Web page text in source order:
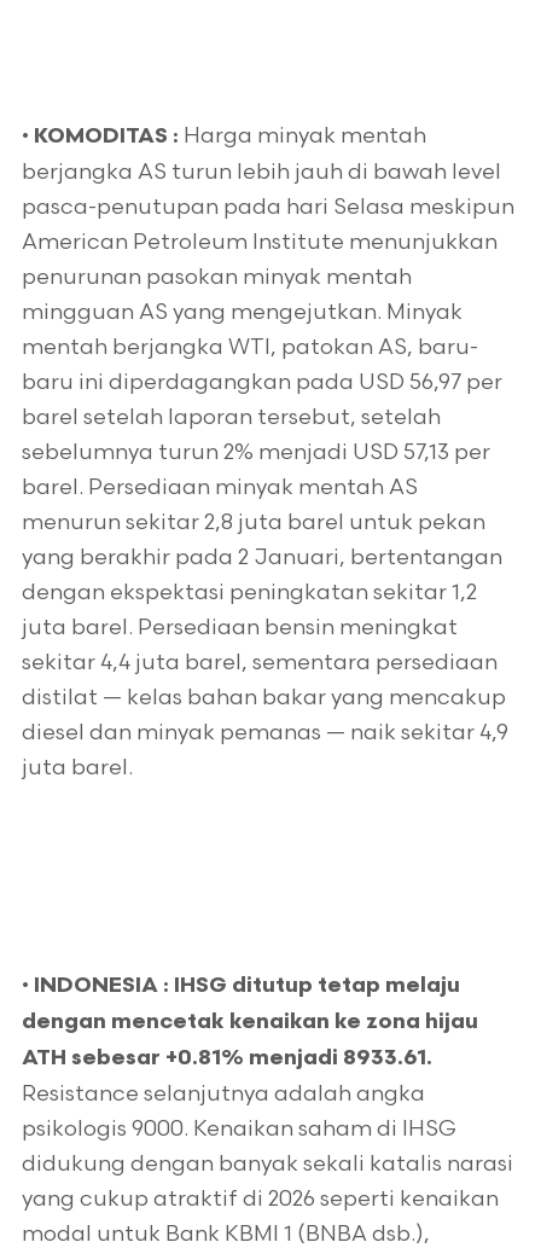
• KOMODITAS : Harga minyak mentah
berjangka AS turun lebih jauh di bawah level
pasca-penutupan pada hari Selasa meskipun
American Petroleum Institute menunjukkan
penurunan pasokan minyak mentah
mingguan AS yang mengejutkan. Minyak
mentah berjangka WTI, patokan AS, baru-
baru ini diperdagangkan pada USD 56,97 per
barel setelah laporan tersebut, setelah
sebelumnya turun 2% menjadi USD 57,13 per
barel. Persediaan minyak mentah AS
menurun sekitar 2,8 juta barel untuk pekan
yang berakhir pada 2 Januari, bertentangan
dengan ekspektasi peningkatan sekitar 1,2
juta barel. Persediaan bensin meningkat
sekitar 4,4 juta barel, sementara persediaan
distilat — kelas bahan bakar yang mencakup
diesel dan minyak pemanas — naik sekitar 4,9
juta barel.
• INDONESIA : IHSG ditutup tetap melaju
dengan mencetak kenaikan ke zona hijau
ATH sebesar +0.81% menjadi 8933.61.
Resistance selanjutnya adalah angka
psikologis 9000. Kenaikan saham di IHSG
didukung dengan banyak sekali katalis narasi
yang cukup atraktif di 2026 seperti kenaikan
modal untuk Bank KBMI 1 (BNBA dsb.),